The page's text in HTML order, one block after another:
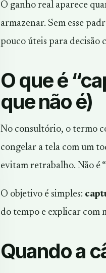
O ganho real aparece
armazenar. Sem esse
pouco úteis para decisão
O que é
que não é)
No consultório, o termo
congelar a tela com um
evitam retrabalho. Não é
O objetivo é simples:
do tempo e explicar com
Quando a